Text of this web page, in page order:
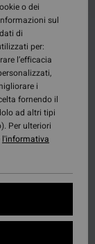
o dei
sul
di
per:
l’efficacia
i
fornendo il
ad altri tipi
Per ulteriori
l'informativa